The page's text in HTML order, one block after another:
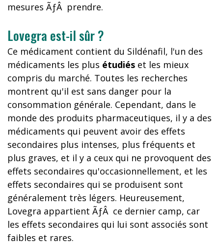
mesures ÃƒÂ prendre.
Lovegra est-il sûr ?
Ce médicament contient du Sildénafil, l'un des
médicaments les plus étudiés et les mieux
compris du marché. Toutes les recherches
montrent qu'il est sans danger pour la
consommation générale. Cependant, dans le
monde des produits pharmaceutiques, il y a des
médicaments qui peuvent avoir des effets
secondaires plus intenses, plus fréquents et
plus graves, et il y a ceux qui ne provoquent des
effets secondaires qu'occasionnellement, et les
effets secondaires qui se produisent sont
généralement très légers. Heureusement,
Lovegra appartient ÃƒÂ ce dernier camp, car
les effets secondaires qui lui sont associés sont
faibles et rares.